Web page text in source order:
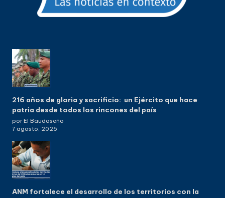
216 años de gloria y sacrificio: un Ejército que hace
patria desde todos los rincones del país
por El Baudoseño
7 agosto, 2026
ANM fortalece el desarrollo de los territorios con la